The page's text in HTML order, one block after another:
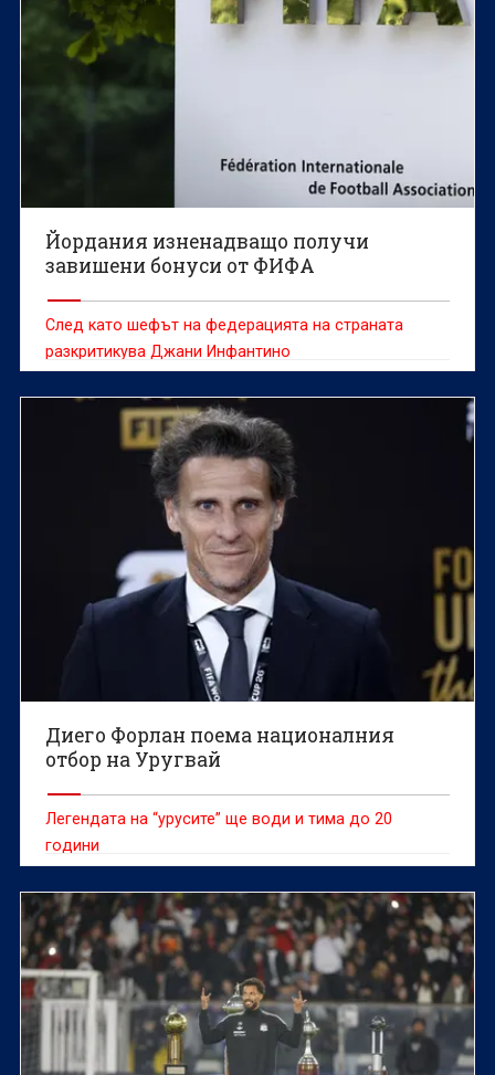
Йордания изненадващо получи
завишени бонуси от ФИФА
След като шефът на федерацията на страната
разкритикува Джани Инфантино
Диего Форлан поема националния
отбор на Уругвай
Легендата на “урусите” ще води и тима до 20
години